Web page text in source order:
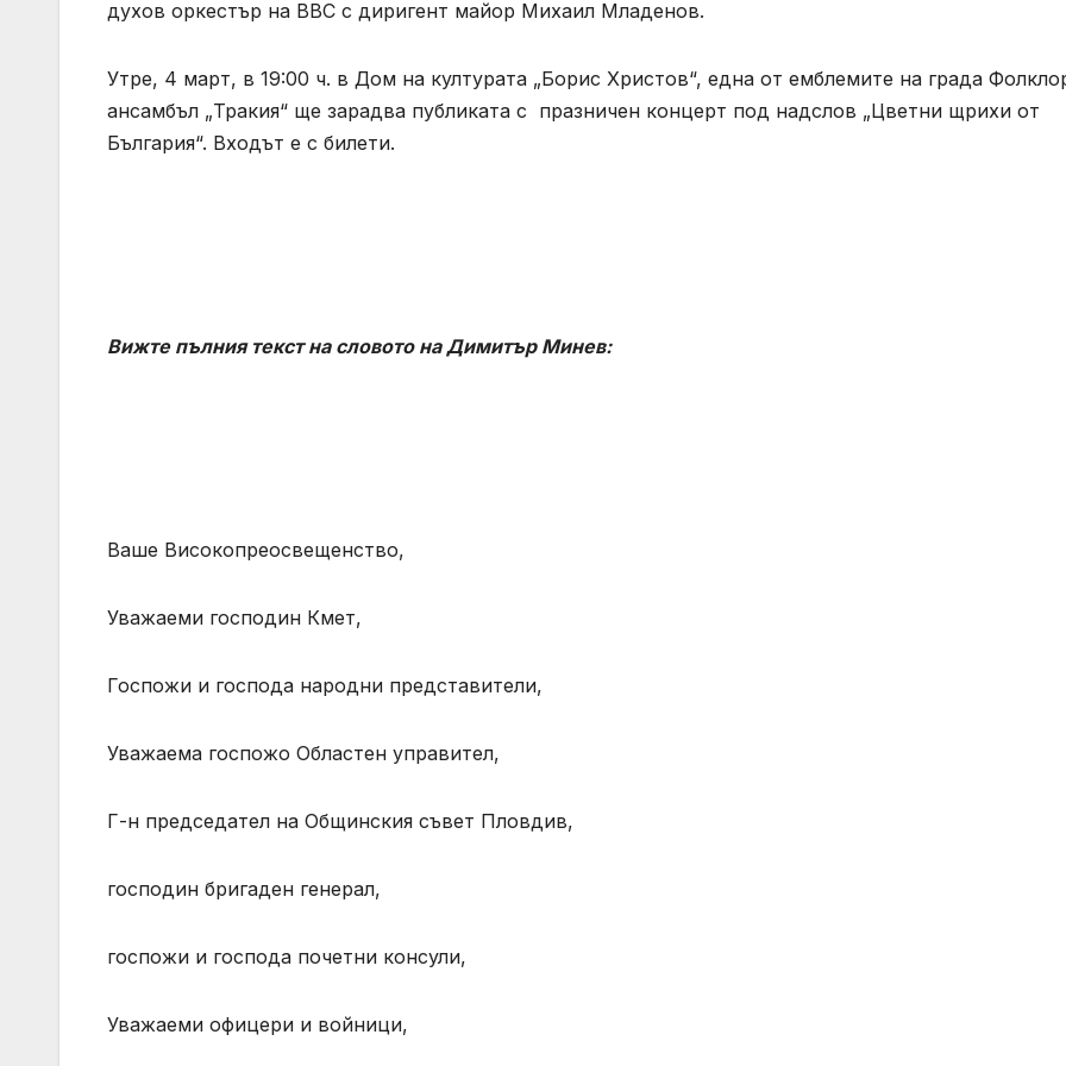
духов оркестър на ВВС с диригент майор Михаил Младенов.
Утре, 4 март, в 19:00 ч. в Дом на културата „Борис Христов“, една от емблемите на града
ансамбъл „Тракия“ ще зарадва публиката с празничен концерт под надслов „Цветни щрихи от
България“. Входът е с билети.
Вижте пълния текст на словото на Димитър Минев:
Ваше Високопреосвещенство,
Уважаеми господин Кмет,
Госпожи и господа народни представители,
Уважаема госпожо Областен управител,
Г-н председател на Общинския съвет Пловдив,
господин бригаден генерал,
госпожи и господа почетни консули,
Уважаеми офицери и войници,